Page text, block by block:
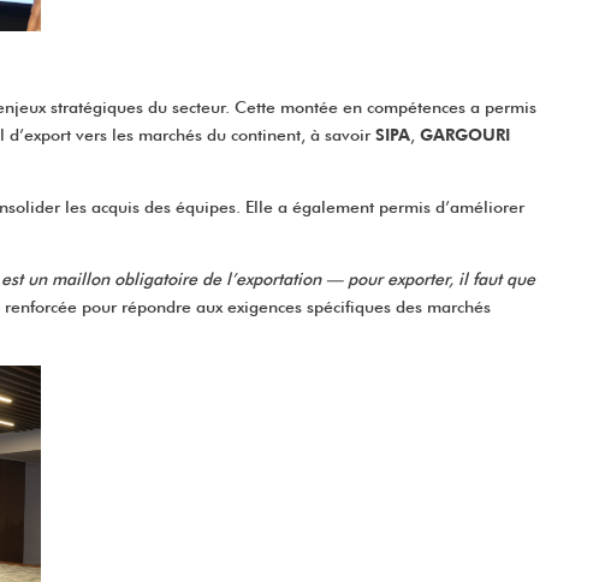
stratégiques du secteur. Cette montée en compétences a permis
vers les marchés du continent, à savoirSIPA GARGOURI
les acquis des équipes. Elle a également permis d’améliorer
est un maillon obligatoire de l’exportation — pour exporter, il faut que
pour répondre aux exigences spécifiques des marchés